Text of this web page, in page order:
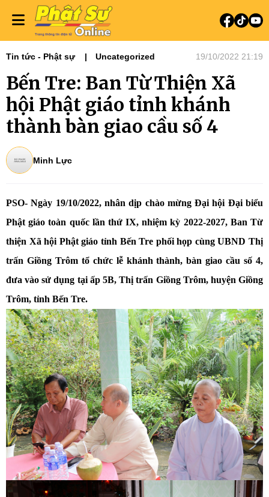
Tin tức - Phật sự Uncategorized 19/10/2022 21:19
Bến Tre: Ban Từ Thiện Xã
hội Phật giáo tỉnh khánh
thành bàn giao cầu số 4
Minh Lực
PSO- Ngày 19/10/2022, nhân dịp chào mừng Đại hội Đại biểu
Phật giáo toàn quốc lần thứ IX, nhiệm kỳ 2022-2027, Ban Từ
thiện Xã hội Phật giáo tỉnh Bến Tre phối họp cùng UBND Thị
trấn Giồng Trôm tổ chức lễ khánh thành, bàn giao cầu số 4,
đưa vào sử dụng tại ấp 5B, Thị trấn Giồng Trôm, huyện Giồng
Trôm, tỉnh Bến Tre.